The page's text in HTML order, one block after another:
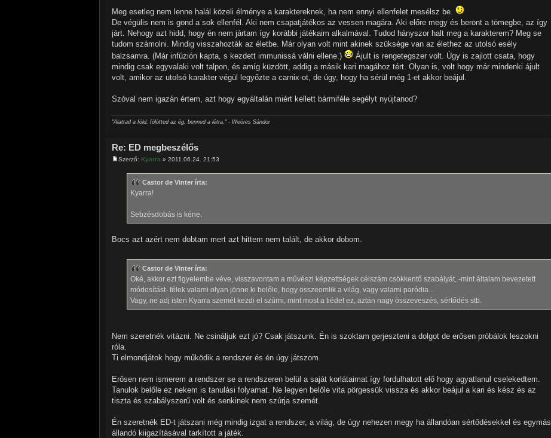
Meg esetleg nem lenne halál közeli élménye a karaktereknek, ha nem ennyi ellenfelet mesélsz be.
De végülis nem is gond a sok ellenfél. Aki nem csapatjátékos az vessen magára. Aki előre megy és beront a tömegbe, az így
járt. Nehogy azt hidd, hogy én nem jártam így korábbi játékaim alkalmával. Tudod hányszor halt meg a karakterem? Meg se
tudom számolni. Mindig visszahozták az életbe. Már olyan volt mint akinek szüksége van az élethez az utolsó esély
balzsamra. (Már infúzión kapta, s kezdett immunissá válni ellene.)
Ájult is rengetegszer volt. Úgy is zajlott csata, hogy
mindig csak egyvalaki volt talpon, és amíg küzdött, addig a másik kari magához tért. Olyan is, volt hogy már mindenki ájult
volt, amikor az utolsó karakter végül legyőzte a carnix-ot, de úgy, hogy ha sérül még 1-et akkor beájul.
Szóval nem igazán értem, azt hogy egyáltalán miért kellett bármiféle segélyt nyújtanod?
"Alattad a föld, fölötted az ég, benned a létra." - Weöres Sándor
Re: ED megbeszélős
Szerző: Kyarra » 2011.06.24. 21:53
Castor de Vinter írta:
Kyarra!
Sebzésdobás is kéne.
Bocs azt azért nem dobtam mert azt hittem nem talált, de akkor dobom.
Castor de Vinter írta:
Oké, akkor ezt figyelembe véve, visszavontam a művészi képzettségek célszám csökkentő szabályát, -mint általam bevezetett
módosítást- félek valami olyan jönne ki belőle, hogy összeomlik a világ, vagy valami paródia...
Vagy, ne adj isten Kyarra szemét kezdi el szúrni, mint most a tiédet ez, aztán nagy összeveszés, sértődés stb.
Nem szeretnék vitázni. Ne csináljuk ezt jó? Csak játszunk. Én is szoktam gerjeszteni a dolgot de erősen próbálok leszokni
róla.
Ti elmondjátok hogy működik a rendszer és én úgy játszom.
Erősen nem ismerem a rendszer se a rendszeren belül a saját korlátaimat így fordulhatott elő hogy agyatlanul cselekedtem.
Tanulok belőle ez nekem is tanulási folyamat. Ne legyen belőle vita pörgessük vissza és akkor beájul a kari és kész és az
tiszta és szabályszerű volt és senkinek nem szúrja szemét.
Én szeretnék ED-t játszani még mindig izgat a rendszer, a világ, de úgy nehezen megy ha állandóan sértődésekkel és egymás
állandó kiigazításával tarkított a játék.